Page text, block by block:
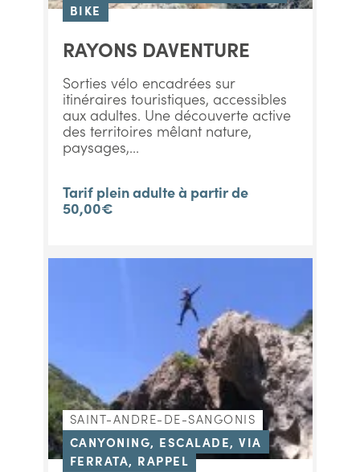
BIKE
RAYONS DAVENTURE
Sorties vélo encadrées sur
itinéraires touristiques, accessibles
aux adultes. Une découverte active
des territoires mêlant nature,
paysages,...
Tarif plein adulte à partir de
50,00€
SAINT-ANDRE-DE-SANGONIS
CANYONING, ESCALADE, VIA
FERRATA, RAPPEL